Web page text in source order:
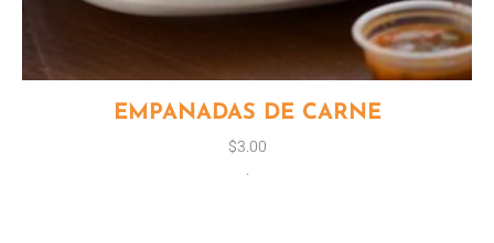
EMPANADAS DE CARNE
$3.00
.